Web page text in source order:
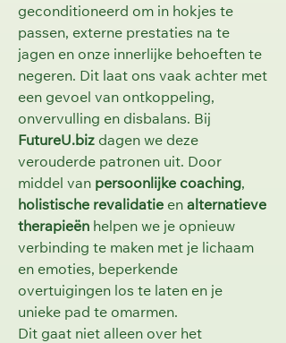
geconditioneerd om in hokjes te
passen, externe prestaties na te
jagen en onze innerlijke behoeften te
negeren. Dit laat ons vaak achter met
een gevoel van ontkoppeling,
onvervulling en disbalans. Bij
FutureU.biz dagen we deze
verouderde patronen uit. Door
middel van persoonlijke coaching,
holistische revalidatie en alternatieve
therapieën helpen we je opnieuw
verbinding te maken met je lichaam
en emoties, beperkende
overtuigingen los te laten en je
unieke pad te omarmen.
Dit gaat niet alleen over het